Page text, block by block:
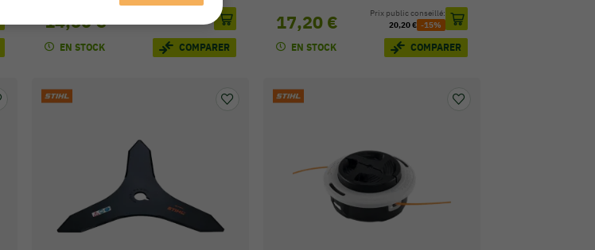
14,50 €
EN STOCK COMPARER
17,20 €
Prix public conseillé:
20,20 € -15%
EN STOCK COMPARER